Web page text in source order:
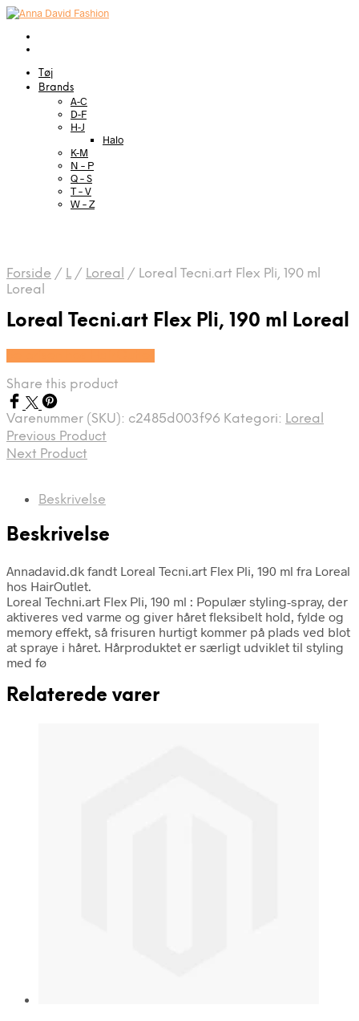
Tøj
Brands
A-C
D-F
H-J
Halo
K-M
N – P
Q – S
T – V
W – Z
Forside / L / Loreal / Loreal Tecni.art Flex Pli, 190 ml
Loreal
Loreal Tecni.art Flex Pli, 190 ml Loreal
Share this product
Varenummer (SKU): c2485d003f96 Kategori: Loreal
Previous Product
Next Product
Beskrivelse
Beskrivelse
Annadavid.dk fandt Loreal Tecni.art Flex Pli, 190 ml fra Loreal
hos HairOutlet.
Loreal Techni.art Flex Pli, 190 ml : Populær styling-spray, der
aktiveres ved varme og giver håret fleksibelt hold, fylde og
memory effekt, så frisuren hurtigt kommer på plads ved blot
at spraye i håret. Hårproduktet er særligt udviklet til styling
med fø
Relaterede varer